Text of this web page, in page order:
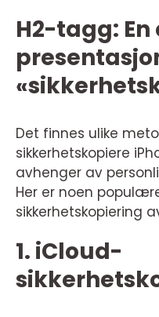
H2-tagg:
Det finnes ulike
sikkerhetskopiere
avhenger av
Her er noen
sikkerhetskopiering
1. iCloud-